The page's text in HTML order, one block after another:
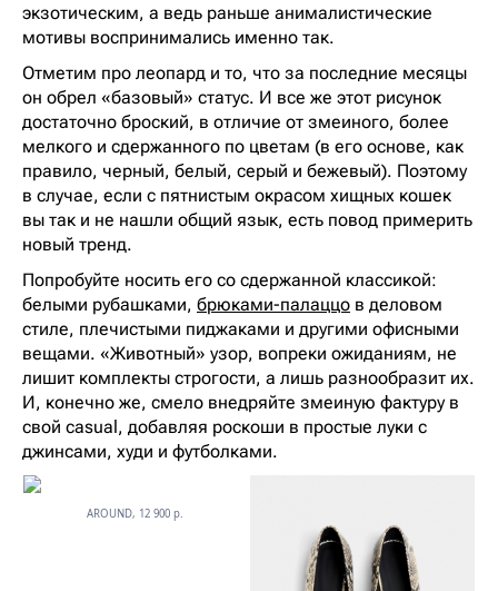
экзотическим, а ведь раньше анималистические
мотивы воспринимались именно так.
Отметим про леопард и то, что за последние месяцы
он обрел «базовый» статус. И все же этот рисунок
достаточно броский, в отличие от змеиного, более
мелкого и сдержанного по цветам (в его основе, как
правило, черный, белый, серый и бежевый). Поэтому
в случае, если с пятнистым окрасом хищных кошек
вы так и не нашли общий язык, есть повод примерить
новый тренд.
Попробуйте носить его со сдержанной классикой:
белыми рубашками, брюками-палаццо в деловом
стиле, плечистыми пиджаками и другими офисными
вещами. «Животный» узор, вопреки ожиданиям, не
лишит комплекты строгости, а лишь разнообразит их.
И, конечно же, смело внедряйте змеиную фактуру в
свой casual, добавляя роскоши в простые луки с
джинсами, худи и футболками.
AROUND, 12 900 р.